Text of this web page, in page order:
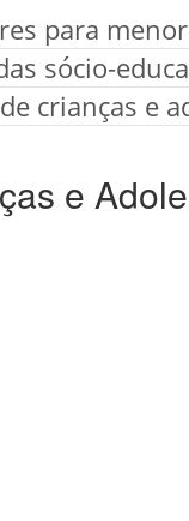
para
sócio-
crianças e
e